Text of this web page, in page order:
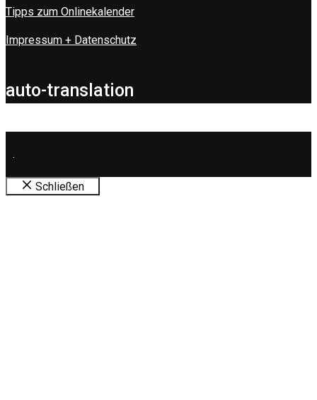
Tipps zum Onlinekalender
Impressum + Datenschutz
auto-translation
.
Schließen